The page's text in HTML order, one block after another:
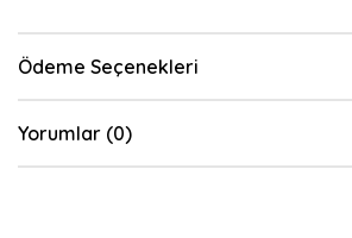
Ödeme Seçenekleri
Yorumlar (0)